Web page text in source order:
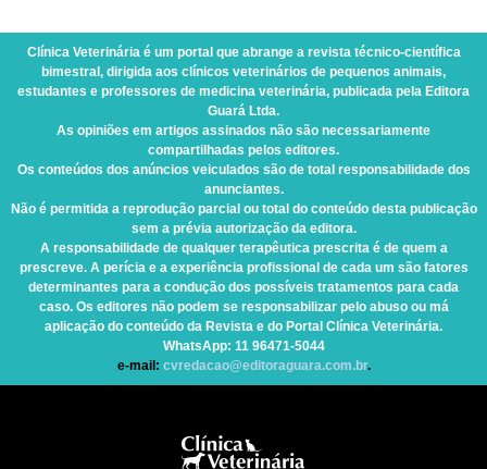
Clínica Veterinária é um portal que abrange a revista técnico-científica
bimestral, dirigida aos clínicos veterinários de pequenos animais,
estudantes e professores de medicina veterinária, publicada pela Editora
Guará Ltda.
As opiniões em artigos assinados não são necessariamente
compartilhadas pelos editores.
Os conteúdos dos anúncios veiculados são de total responsabilidade dos
anunciantes.
Não é permitida a reprodução parcial ou total do conteúdo desta publicação
sem a prévia autorização da editora.
A responsabilidade de qualquer terapêutica prescrita é de quem a
prescreve. A perícia e a experiência profissional de cada um são fatores
determinantes para a condução dos possíveis tratamentos para cada
caso. Os editores não podem se responsabilizar pelo abuso ou má
aplicação do conteúdo da Revista e do Portal Clínica Veterinária.
WhatsApp: 11 96471-5044
e-mail: cvredacao@editoraguara.com.br.